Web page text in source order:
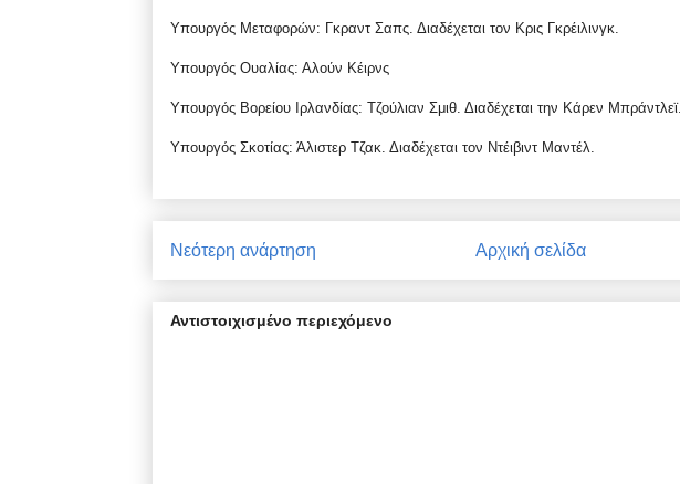
Υπουργός Μεταφορών: Γκραντ Σαπς. Διαδέχεται τον Κρις Γκρέιλινγκ.
Υπουργός Ουαλίας: Αλούν Κέιρνς
Υπουργός Βορείου Ιρλανδίας: Τζούλιαν Σμιθ. Διαδέχεται την Κάρεν Μπράντλεϊ.
Υπουργός Σκοτίας: Άλιστερ Τζακ. Διαδέχεται τον Ντέιβιντ Μαντέλ.
Νεότερη ανάρτηση Αρχική σελίδα
Αντιστοιχισμένο περιεχόμενο